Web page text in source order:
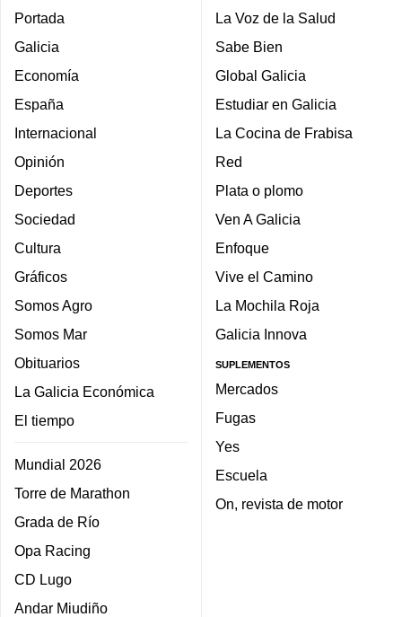
Portada
Galicia
Economía
España
Internacional
Opinión
Deportes
Sociedad
Cultura
Gráficos
Somos Agro
Somos Mar
Obituarios
La Galicia Económica
El tiempo
Mundial 2026
Torre de Marathon
Grada de Río
Opa Racing
CD Lugo
Andar Miudiño
La Voz de la Salud
Sabe Bien
Global Galicia
Estudiar en Galicia
La Cocina de Frabisa
Red
Plata o plomo
Ven A Galicia
Enfoque
Vive el Camino
La Mochila Roja
Galicia Innova
SUPLEMENTOS
Mercados
Fugas
Yes
Escuela
On, revista de motor